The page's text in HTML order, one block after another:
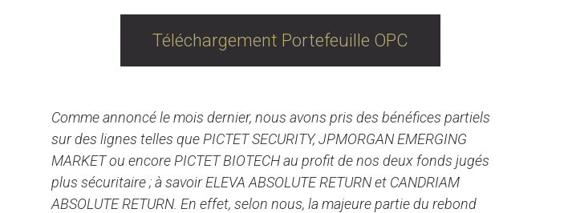
Téléchargement Portefeuille OPC
Comme annoncé le mois dernier, nous avons pris des bénéfices partiels
sur des lignes telles que PICTET SECURITY, JPMORGAN EMERGING
MARKET ou encore PICTET BIOTECH au profit de nos deux fonds jugés
plus sécuritaire ; à savoir ELEVA ABSOLUTE RETURN et CANDRIAM
ABSOLUTE RETURN. En effet, selon nous, la majeure partie du rebond